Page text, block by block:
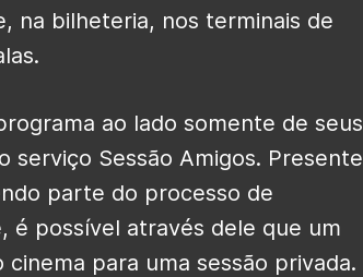
na bilheteria, nos terminais de
ao lado somente de seus
serviço Sessão Amigos. Presente
parte do processo de
é possível através dele que um
para uma sessão privada.